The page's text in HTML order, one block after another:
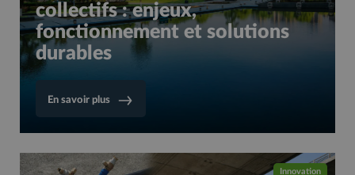
collectifs : enjeux,
fonctionnement et solutions
durables
En savoir plus
Innovation